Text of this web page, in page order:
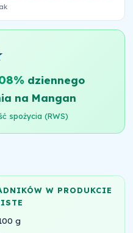
dziennego
na Mangan
spożycia (RWS)
W PRODUKCIE
g